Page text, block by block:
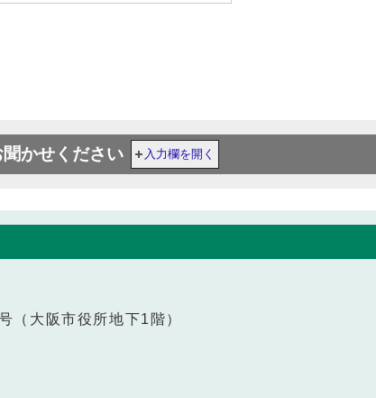
聞かせください 入力欄を開く
大阪市役所地下1階）